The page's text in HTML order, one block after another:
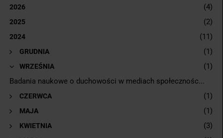
2026 (4)
2025 (2)
2024 (11)
► GRUDNIA (1)
▼ WRZEŚNIA
(1)
Badania naukowe o duchowości w mediach społecznośc...
► CZERWCA (1)
► MAJA (1)
► KWIETNIA (3)